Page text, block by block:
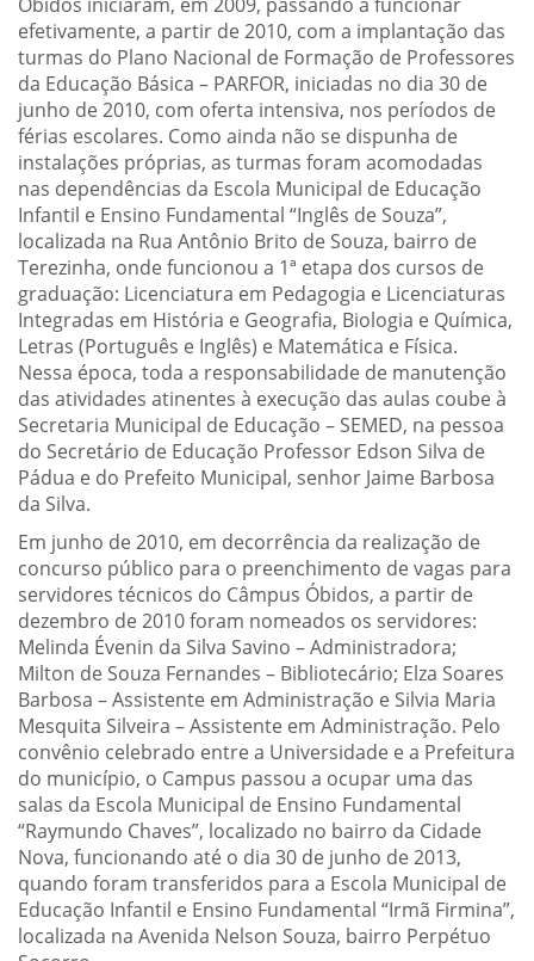
efetivamente, a partir de 2010, com a implantação das
turmas do Plano Nacional de Formação de Professores
da Educação Básica – PARFOR, iniciadas no dia 30 de
junho de 2010, com oferta intensiva, nos períodos de
férias escolares. Como ainda não se dispunha de
instalações próprias, as turmas foram acomodadas
nas dependências da Escola Municipal de Educação
Infantil e Ensino Fundamental “Inglês de Souza”,
localizada na Rua Antônio Brito de Souza, bairro de
Terezinha, onde funcionou a 1ª etapa dos cursos de
graduação: Licenciatura em Pedagogia e Licenciaturas
Integradas em História e Geografia, Biologia e Química,
Letras (Português e Inglês) e Matemática e Física.
Nessa época, toda a responsabilidade de manutenção
das atividades atinentes à execução das aulas coube à
Secretaria Municipal de Educação – SEMED, na pessoa
do Secretário de Educação Professor Edson Silva de
Pádua e do Prefeito Municipal, senhor Jaime Barbosa
da Silva.
Em junho de 2010, em decorrência da realização de
concurso público para o preenchimento de vagas para
servidores técnicos do Câmpus Óbidos, a partir de
dezembro de 2010 foram nomeados os servidores:
Melinda Évenin da Silva Savino – Administradora;
Milton de Souza Fernandes – Bibliotecário; Elza Soares
Barbosa – Assistente em Administração e Silvia Maria
Mesquita Silveira – Assistente em Administração. Pelo
convênio celebrado entre a Universidade e a Prefeitura
do município, o Campus passou a ocupar uma das
salas da Escola Municipal de Ensino Fundamental
“Raymundo Chaves”, localizado no bairro da Cidade
Nova, funcionando até o dia 30 de junho de 2013,
quando foram transferidos para a Escola Municipal de
Educação Infantil e Ensino Fundamental “Irmã Firmina”,
localizada na Avenida Nelson Souza, bairro Perpétuo